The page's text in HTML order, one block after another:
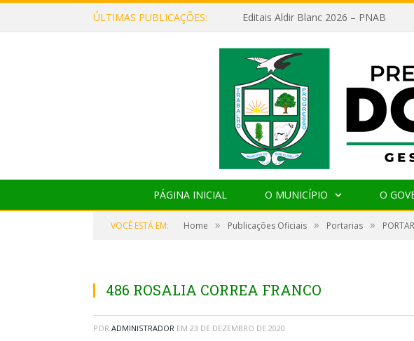
ÚLTIMAS PUBLICAÇÕES: Editais Aldir Blanc 2026 – PNAB
PÁGINA INICIAL O MUNICÍPIO O
VOCÊ ESTÁ EM: Home » Publicações Oficiais » Portarias »
486 ROSALIA CORREA FRANCO
POR ADMINISTRADOR EM 23 DE DEZEMBRO DE 2020